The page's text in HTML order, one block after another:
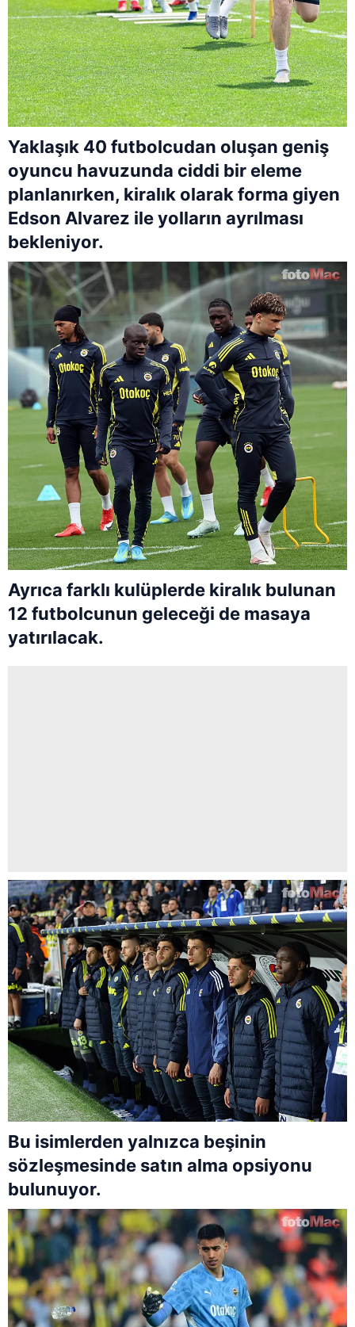
Yaklaşık 40 futbolcudan oluşan geniş
oyuncu havuzunda ciddi bir eleme
planlanırken, kiralık olarak forma giyen
Edson Alvarez ile yolların ayrılması
bekleniyor.
Ayrıca farklı kulüplerde kiralık bulunan
12 futbolcunun geleceği de masaya
yatırılacak.
Bu isimlerden yalnızca beşinin
sözleşmesinde satın alma opsiyonu
bulunuyor.